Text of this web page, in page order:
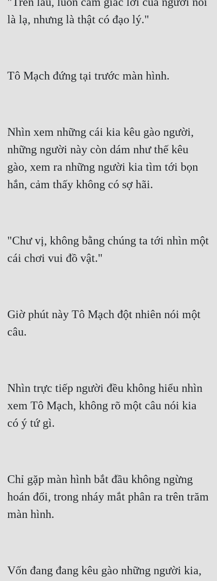
là lạ, nhưng là thật có đạo lý."
Tô Mạch đứng tại trước màn hình.
Nhìn xem những cái kia kêu gào người,
những người này còn dám như thế kêu
gào, xem ra những người kia tìm tới bọn
hắn, cảm thấy không có sợ hãi.
"Chư vị, không bằng chúng ta tới nhìn một
cái chơi vui đồ vật."
Giờ phút này Tô Mạch đột nhiên nói một
câu.
Nhìn trực tiếp người đều không hiểu nhìn
xem Tô Mạch, không rõ một câu nói kia
có ý tứ gì.
Chỉ gặp màn hình bắt đầu không ngừng
hoán đổi, trong nháy mắt phân ra trên trăm
màn hình.
Vốn đang đang kêu gào những người kia,